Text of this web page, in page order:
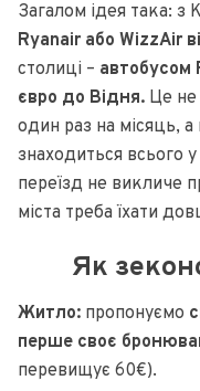
Загалом ідея така: з
Ryanair або WizzAir
столиці – автобусом
євро до Відня. Це не
один раз на місяць, а
знаходиться всього
переїзд не викличе
міста треба їхати
Як
Житло: пропонуємо
перше своє
перевищує 60€).